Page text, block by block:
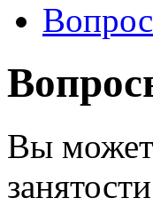
Вы